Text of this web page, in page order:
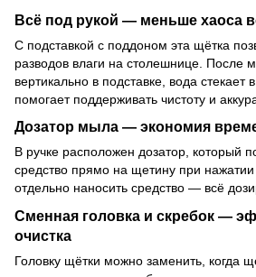
Всё под рукой — меньше хаоса
С подставкой с поддоном эта щётка
разводов влаги на столешнице. После
вертикально в подставке, вода
помогает поддерживать чистоту и
Дозатор мыла — экономия
В ручке расположен дозатор, который
средство прямо на щетину при
отдельно наносить средство — всё
Сменная головка и скребок —
очистка
Головку щётки можно заменить, когда